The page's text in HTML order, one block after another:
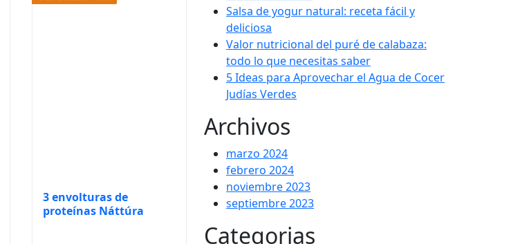
3 envolturas de
proteínas Náttúra
Salsa de yogur natural: receta fácil y
deliciosa
Valor nutricional del puré de calabaza:
todo lo que necesitas saber
5 Ideas para Aprovechar el Agua de Cocer
Judías Verdes
Archivos
marzo 2024
febrero 2024
noviembre 2023
septiembre 2023
Categorias